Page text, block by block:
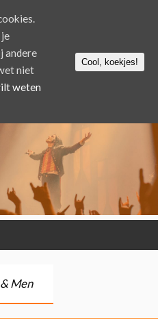
Men
andere
niet
weten
Cool, koekjes!